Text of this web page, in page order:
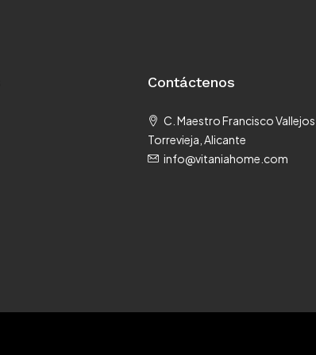
Contáctenos
C. Maestro Francisco
Torrevieja, Alicante
info@vitaniahome.com